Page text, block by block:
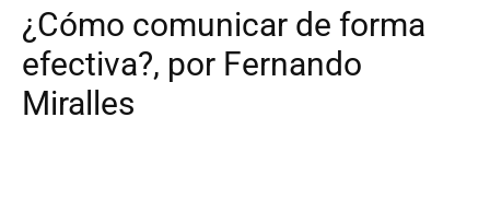
¿Cómo comunicar de forma
efectiva?, por Fernando
Miralles